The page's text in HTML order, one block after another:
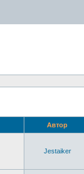
Автор
Jestaiker